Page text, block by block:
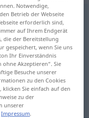
antippen)
Notwendige,
Betrieb der Webseite
erforderlich sind,
auf Ihrem Endgerät
die der Bereitstellung
gespeichert, wenn Sie uns
Ihr Einverständnis
ohne Akzeptieren“. Sie
Besuche unserer
zu den Cookies
Sie einfach auf den
zu der
unserer
Impressum.